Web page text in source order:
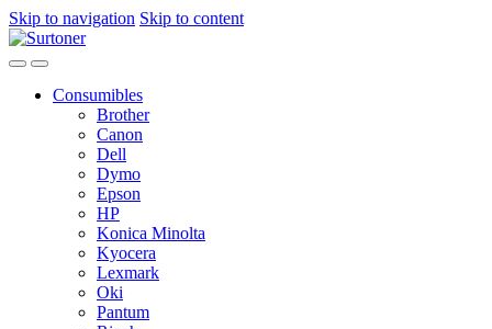
Skip to navigation Skip to content
Consumibles
Brother
Canon
Dell
Dymo
Epson
HP
Konica Minolta
Kyocera
Lexmark
Oki
Pantum